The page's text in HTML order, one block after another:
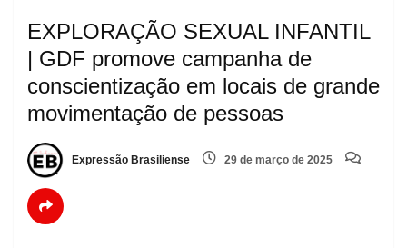
EXPLORAÇÃO SEXUAL INFANTIL
| GDF promove campanha de
conscientização em locais de grande
movimentação de pessoas
Expressão Brasiliense 29 de março de 2025